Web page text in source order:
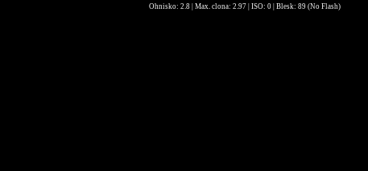
Ohnisko: 2.8 | Max. clona: 2.97 | ISO: 0 | Blesk: 89 (No Flash)